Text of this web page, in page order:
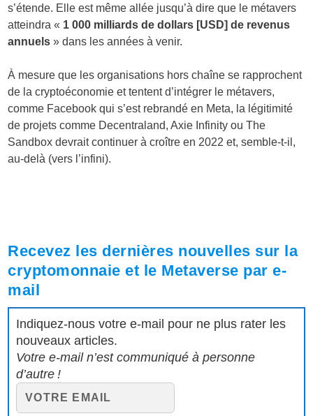
s’étende. Elle est même allée jusqu’à dire que le métavers
atteindra « 1 000 milliards de dollars [USD] de revenus
annuels » dans les années à venir.
À mesure que les organisations hors chaîne se rapprochent
de la cryptoéconomie et tentent d’intégrer le métavers,
comme Facebook qui s’est rebrandé en Meta, la légitimité
de projets comme Decentraland, Axie Infinity ou The
Sandbox devrait continuer à croître en 2022 et, semble-t-il,
au-delà (vers l’infini).
Recevez les dernières nouvelles sur la
cryptomonnaie et le Metaverse par e-
mail
Indiquez-nous votre e-mail pour ne plus rater les
nouveaux articles.
Votre e-mail n’est communiqué à personne
d’autre !